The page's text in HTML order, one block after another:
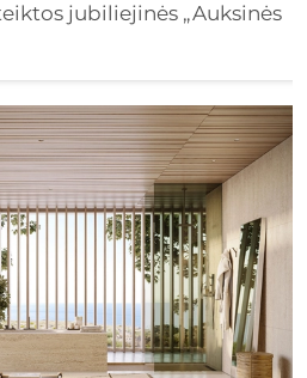
jubiliejinės „Auksinės